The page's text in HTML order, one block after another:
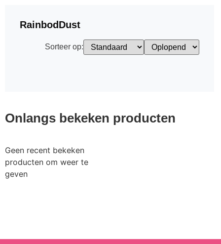
RainbodDust
Sorteer op:
Onlangs bekeken producten
Geen recent bekeken
producten om weer te
geven